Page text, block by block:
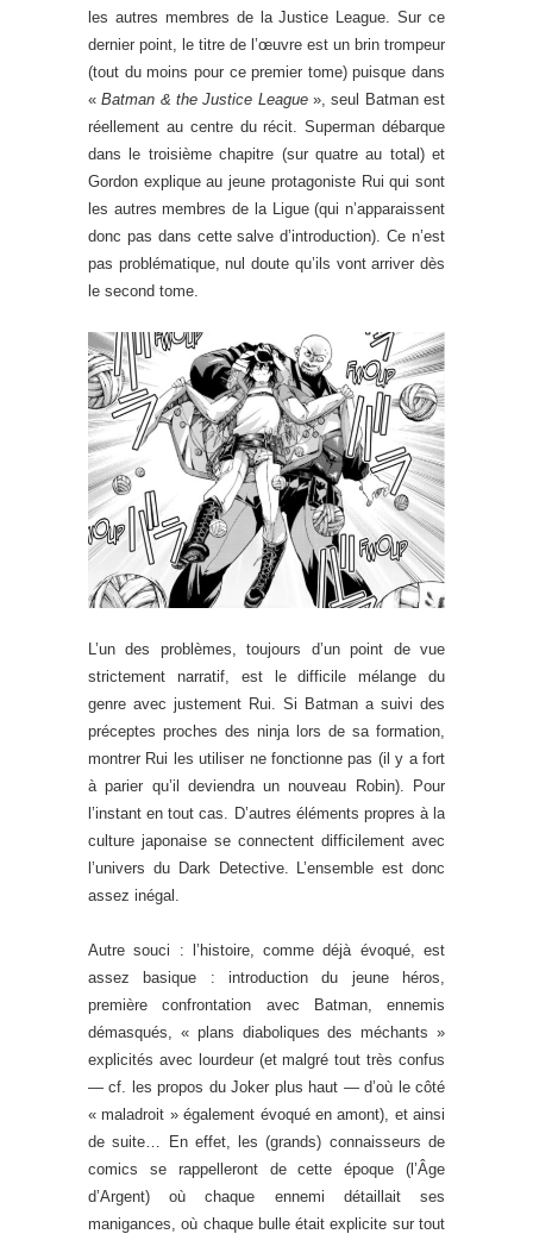
les autres membres de la Justice League. Sur ce
dernier point, le titre de l’œuvre est un brin trompeur
(tout du moins pour ce premier tome) puisque dans
«Batman & the Justice League», seul Batman est
réellement au centre du récit. Superman débarque
dans le troisième chapitre (sur quatre au total) et
Gordon explique au jeune protagoniste Rui qui sont
les autres membres de la Ligue (qui n’apparaissent
donc pas dans cette salve d’introduction). Ce n’est
pas problématique, nul doute qu’ils vont arriver dès
le second tome.
L’un des problèmes, toujours d’un point de vue
strictement narratif, est le difficile mélange du
genre avec justement Rui. Si Batman a suivi des
préceptes proches des ninja lors de sa formation,
montrer Rui les utiliser ne fonctionne pas (il y a fort
à parier qu’il deviendra un nouveau Robin). Pour
l’instant en tout cas. D’autres éléments propres à la
culture japonaise se connectent difficilement avec
l’univers du Dark Detective. L’ensemble est donc
assez inégal.
Autre souci : l’histoire, comme déjà évoqué, est
assez basique : introduction du jeune héros,
première confrontation avec Batman, ennemis
démasqués, « plans diaboliques des méchants »
explicités avec lourdeur (et malgré tout très confus
— cf. les propos du Joker plus haut — d’où le côté
« maladroit » également évoqué en amont), et ainsi
de suite… En effet, les (grands) connaisseurs de
comics se rappelleront de cette époque (l’Âge
d’Argent) où chaque ennemi détaillait ses
manigances, où chaque bulle était explicite sur tout